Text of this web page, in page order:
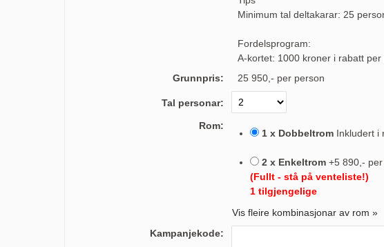
Minimum tal deltakarar: 25
Fordelsprogram:
A-kortet: 1000 kroner i rabatt
Grunnpris:
25 950,- per person
Tal personar:
Rom:
1 x Dobbeltrom Inkludert i
2 x Enkeltrom +5 890,-
(Fullt - stå på venteliste!)
1 tilgjengelige
Vis fleire kombinasjonar av rom »
Kampanjekode: